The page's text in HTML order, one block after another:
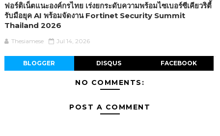
ฟอร์ติเน็ตแนะองค์กรไทย เร่งยกระดับความพร้อมไซเบอร์ซีเคียวริตี้
รับมือยุค AI พร้อมจัดงาน Fortinet Security Summit
Thailand 2026
Thesiamese Jul 14, 2026
BLOGGER DISQUS FACEBOOK
NO COMMENTS:
POST A COMMENT